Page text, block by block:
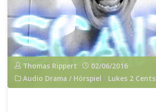
Thomas Rippert
02/06/2016
Audio Drama / Hörspiel / Lukes 2 Cents